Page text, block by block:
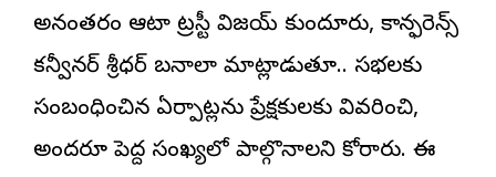
అనంతరం ఆటా ట్రస్టీ విజయ్ కుందూరు, కాన్ఫరెన్స్
కన్వీనర్ శ్రీధర్ బనాలా మాట్లాడుతూ.. సభలకు
సంబంధించిన ఏర్పాట్లను ప్రేక్షకులకు వివరించి,
అందరూ పెద్ద సంఖ్యలో పాల్గొనాలని కోరారు. ఈ